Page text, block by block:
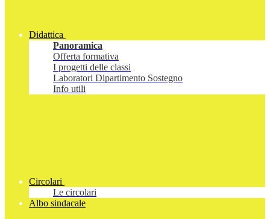
Didattica
Panoramica
Offerta formativa
I progetti delle classi
Laboratori Dipartimento Sostegno
Info utili
Circolari
Le circolari
Albo sindacale